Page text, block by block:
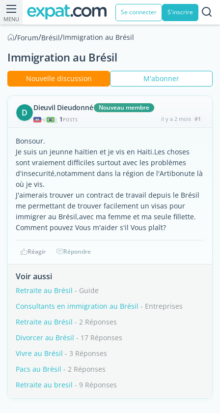
MENU
Se connecter S'inscrire
/Forum/Brésil/Immigration au Brésil
Immigration au Brésil
Nouvelle discussion M'abonner
D Dieuvil Dieudonné Nouveau membre
| 1 POSTS il y a 2 mois #1
Bonsour.
Je suis un jeunne haïtien et je vis en Haiti.Les choses
sont vraiement difficiles surtout avec les problèmes
d'insecurité,notamment dans la région de l'Artibonute là
où je vis.
J'aimerais trouver un contract de travail depuis le Brésil
me permettant de trouver facilement un visas pour
immigrer au Brésil,avec ma femme et ma seule fillette.
Comment pouvez Vous m'aider s'il Vous plaît?
Réagir Répondre
Voir aussi
Retraite au Brésil - Guide
Consultants en immigration au Brésil - Entreprises
Retraite au Brésil - 2 Réponses
Divorcer au Brésil - 17 Réponses
Vivre au Brésil - 3 Réponses
Pacs au Brésil - 2 Réponses
Retraite au bresil - 9 Réponses